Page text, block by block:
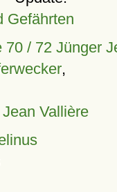
Gefährten
70 / 72 Jünger
,
Jean Vallière